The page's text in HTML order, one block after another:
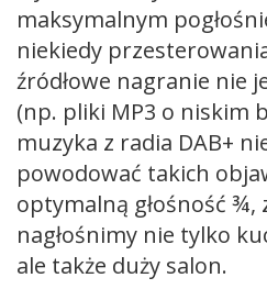
maksymalnym
niekiedy
źródłowe nagranie nie
(np. pliki MP3 o niskim
muzyka z radia DAB+
powodować takich
optymalną głośność ¾,
nagłośnimy nie tylko
ale także duży salon.